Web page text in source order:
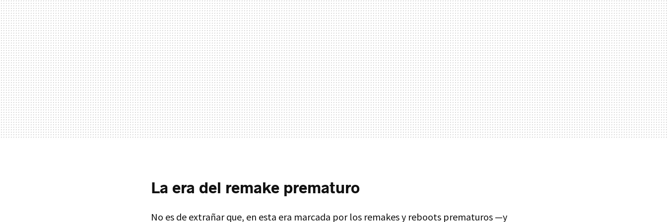
La era del remake prematuro
No es de extrañar que, en esta era marcada por los remakes y reboots prematuros —y